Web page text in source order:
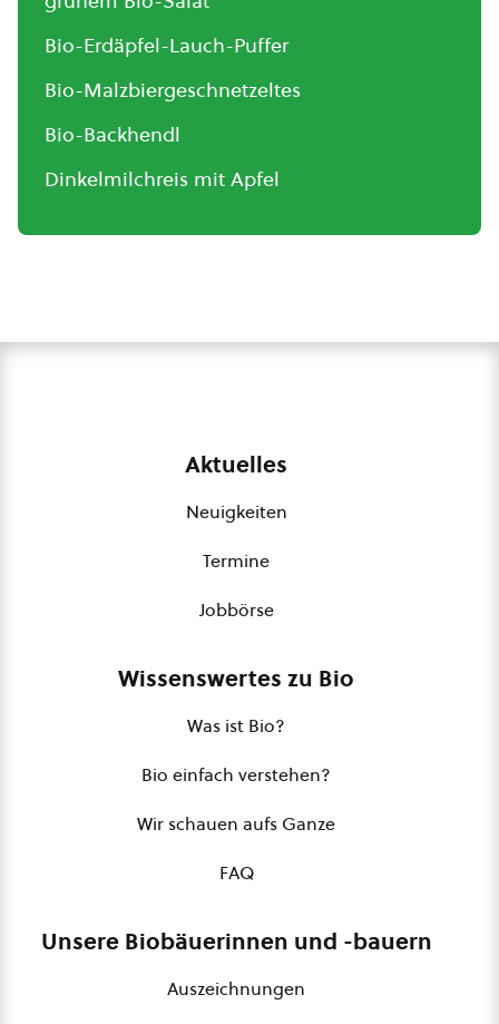
Bio-Erdäpfel-Lauch-Puffer
Bio-Malzbiergeschnetzeltes
Bio-Backhendl
Dinkelmilchreis mit Apfel
Aktuelles
Neuigkeiten
Termine
Jobbörse
Wissenswertes zu Bio
Was ist Bio?
Bio einfach verstehen?
Wir schauen aufs Ganze
FAQ
Unsere Biobäuerinnen und -bauern
Auszeichnungen